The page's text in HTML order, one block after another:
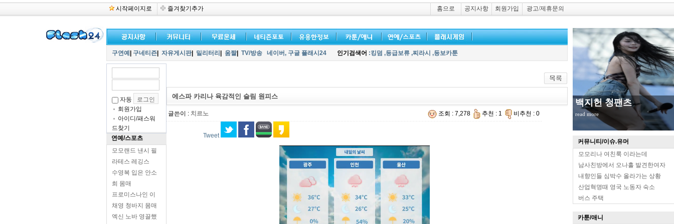
시작페이지로 즐겨찾기추가 홈으로 공지사항 회원가입 광고/제휴문의
무대위 장원영 옆태
read more
커뮤니티/이슈.유머
모모리나 여친룩 이라는데
남사친방에서 오나홀 발견한여자
내향인들 심박수 올라가는 상황
산업혁명때 영국 노동자 숙소
버스 주택
카툰/애니
구연예 구네티즌 자유게시판| 밀리터리 움짤| TV/방송 네이버, 구글 플래시24 인기검색어 :킹덤 ,등급보류 ,찌라시 ,등보카툰
자동
회원가입
아이디/패스워
드찾기
연예/스포츠
모모랜드 낸시 필
라테스 레깅스
수영복 입은 안소
희 몸매
프로미스나인 이
채영 청바지 몸매
엑신 노바 영끌했
에스파 카리나 육감적인 슬림 원피스
글쓴이 : 치르노 조회 : 7,278 추천 : 1 비추천 : 0
Tweet